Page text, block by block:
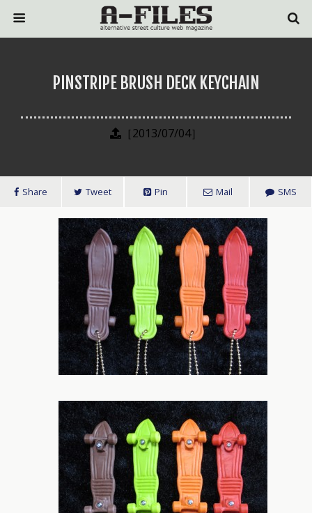
PINSTRIPE BRUSH DECK KEYCHAIN
［2013/07/04］
Share Tweet Pin Mail SMS